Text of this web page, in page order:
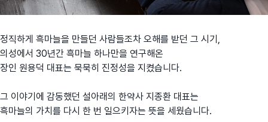
정직하게 흑마늘을 만들던 사람들조차 오해를 받던 그 시기,
의성에서 30년간 흑마늘 하나만을 연구해온
장인 원용덕 대표는 묵묵히 진정성을 지켰습니다.
그 이야기에 감동했던 설아래의 한약사 지종환 대표는
흑마늘의 가치를 다시 한 번 일으키자는 뜻을 세웠습니다.